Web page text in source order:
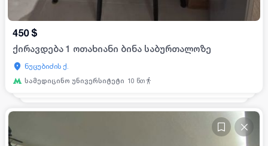
450 $
ქირავდება 1 ოთახიანი ბინა საბურთალოზე
ნუცუბიძის ქ.
სამედიცინო უნივერსიტეტი 10 წთ